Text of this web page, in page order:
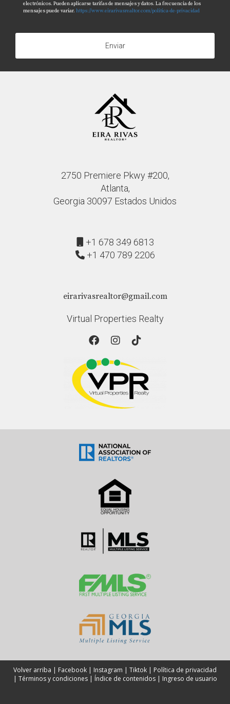
electrónicos. Pueden aplicarse tarifas de mensajes y datos. La frecuencia de los
mensajes puede variar. https://www.eirarivasrealtor.com/politica-de-privacidad
Enviar
2750 Premiere Pkwy #200,
Atlanta,
Georgia 30097 Estados Unidos
+1 678 349 6813
+1 470 789 2206
eirarivasrealtor@gmail.com
Virtual Properties Realty
Volver arriba | Facebook | Instagram | Tiktok | Política de privacidad
| Términos y condiciones| Índice de contenidos| Ingreso de usuario